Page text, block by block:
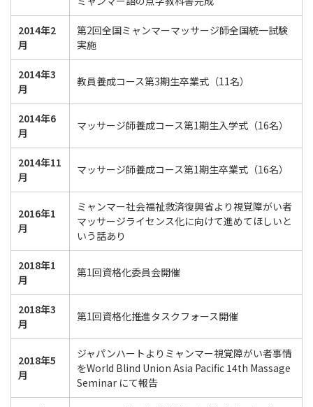
2014年2
月
第2回全国ミャンマーマッサージ師全国統一試験
実施
2014年3
月
教員養成コース第3期生卒業式（11名）
2014年6
月
マッサージ師養成コース第1期生入学式（16名）
2014年11
月
マッサージ師養成コース第1期生卒業式（16名）
2016年1
月
ミャンマー社会福祉救済復興省より視覚障がい者
マッサージライセンス化に向けて進めてほしいと
いう話あり
2018年1
月
第1回資格化委員会開催
2018年3
月
第1回資格化推進タスクフォース開催
2018年5
月
ジャパンハートよりミャンマー視覚障がい者事情
をWorld Blind Union Asia Pacific 14th Massage
Seminar にて報告